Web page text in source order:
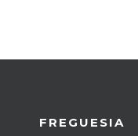
FREGUESIA